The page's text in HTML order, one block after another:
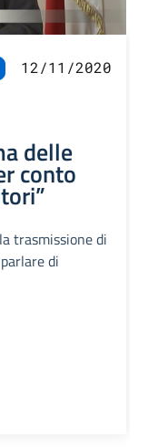
12/11/2020
delle
conto
trasmissione di
di